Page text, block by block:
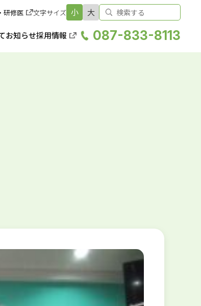
研修医 文字サイズ 小 大
お知らせ採用情報 087-833-8113